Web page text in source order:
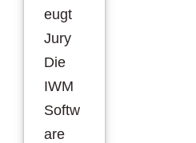
eugt
Jury
Die
IWM
Softw
are